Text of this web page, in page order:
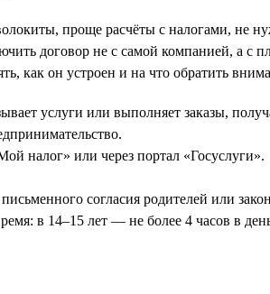
проще расчёты с налогами, не
договор не с самой компанией, а
как он устроен и на что обратить
услуги или выполняет заказы,
налог» или через портал «Госуслуги».
согласия родителей или
в 14–15 лет — не более 4 часов в